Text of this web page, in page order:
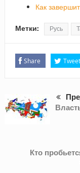
Как
Метки: Русь
Share Tweet
Кто